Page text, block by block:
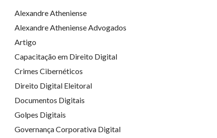
Alexandre Atheniense
Alexandre Atheniense Advogados
Artigo
Capacitação em Direito Digital
Crimes Cibernéticos
Direito Digital Eleitoral
Documentos Digitais
Golpes Digitais
Governança Corporativa Digital